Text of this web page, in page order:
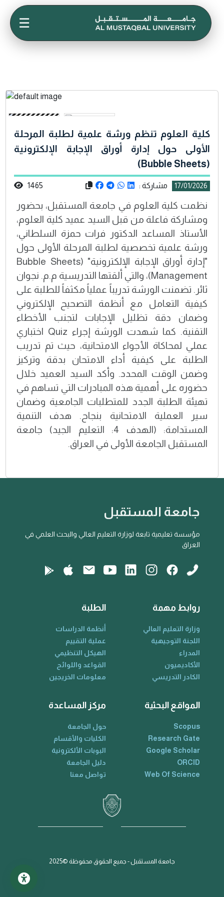
☰
كلية العلوم تنظم ورشة علمية لطلبة المرحلة
الأولى حول إدارة أوراق الإجابة الإلكترونية
(Bubble Sheets)
17/01/2026 مشاركة : 1465
نظمت كلية العلوم في جامعة المستقبل، بحضور
ومشاركة فاعلة من قبل السيد عميد كلية العلوم،
الأستاذ المساعد الدكتور فرات حمزة السلطاني،
ورشة علمية تخصصية لطلبة المرحلة الأولى حول
"إدارة أوراق الإجابة الإلكترونية" (Bubble Sheets
Management)، والتي ألقتها التدريسية م.م. نجوان
ثائر. تضمنت الورشة تدريباً عملياً مكثفاً للطلبة على
كيفية التعامل مع أنظمة التصحيح الإلكتروني
وضمان دقة تظليل الإجابات لتجنب الأخطاء
التقنية. كما شهدت الورشة إجراء Quiz اختباري
عملي لمحاكاة الأجواء الامتحانية، حيث تم تدريب
الطلبة على كيفية أداء الامتحان بدقة وتركيز
وضمن الوقت المحدد. وأكد السيد العميد خلال
حضوره على أهمية هذه المبادرات التي تساهم في
تهيئة الطلبة الجدد للمتطلبات الجامعية وضمان
سير العملية الامتحانية بنجاح. هدف التنمية
المستدامة: (الهدف 4: التعليم الجيد) جامعة
المستقبل الجامعة الأولى في العراق.
جامعة المستقبل
مؤسسة تعليمية تابعة لوزارة التعليم العالي والبحث العلمي في
العراق
روابط مهمة
وزارة التعليم العالي
اللجنة التوجيهية
المدراء
الأكاديميون
الكادر التدريسي
الطلبة
أنظمة الدراسات
عملية التقييم
الهيكل التنظيمي
القواعد واللوائح
معلومات الخريجين
المواقع البحثية
Scopus
Research Gate
Google Scholar
ORCID
Web Of Science
مركز المساعدة
حول الجامعة
الكليات والأقسام
البوبات الألكترونية
دليل الجامعة
تواصل معنا
جامعة المستقبل - جميع الحقوق محفوظة ©2025